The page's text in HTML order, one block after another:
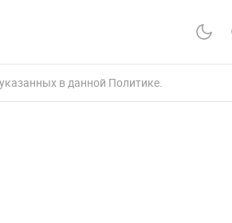
в данной Политике.